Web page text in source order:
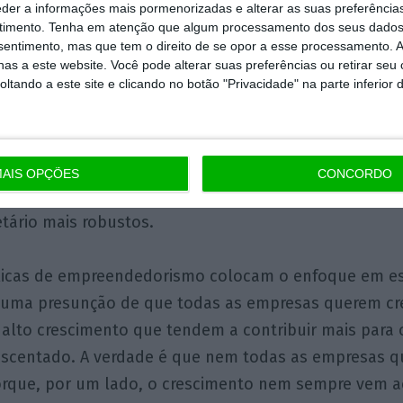
a informações mais pormenorizadas e alterar as suas
Tenha em atenção que algum processamento dos seus
mas que tem o direito de se opor a esse processamento.
a este website. Você pode alterar suas preferências ou retirar seu
a este site e clicando no botão "Privacidade" na parte inferior
OPÇÕES CONCORDO
analisar quantas dessas empresas, nas duas
sociais estruturados e profissionalizados. O caso
mais delicado, porque com excepção das “start-
dos fundos de capital de risco e da supervisão que
ponto final. Mas nas empresas de pequena
que vão entrando no segmento da média
que estas empresas provavelmente
mais robustos.
de empreendedorismo colocam o enfoque em
presunção de que todas as empresas querem
crescimento que tendem a contribuir mais para
A verdade é que nem todas as empresas
por um lado, o crescimento nem sempre vem